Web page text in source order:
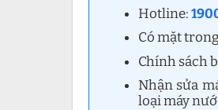
Hotline:
Có mặt
Chính sách
Nhận sửa
loại máy